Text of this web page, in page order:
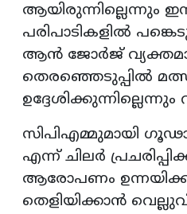
ആയിരുന്നില്ലെന്നും
പരിപാടികളിൽ
ആൻ ജോർജ്
തെരഞ്ഞെടുപ്പിൽ
ഉദ്ദേശിക്കുന്നില്ലെന്നും
സിപിഎമ്മുമായി
എന്ന് ചിലര്‍
ആരോപണം
തെളിയിക്കാൻ